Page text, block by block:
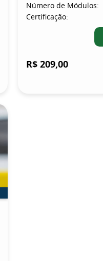
Número de Módulos:
Certificação:
R$ 209,00